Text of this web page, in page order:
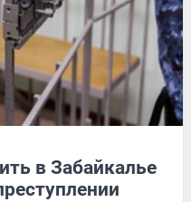
в Забайкалье